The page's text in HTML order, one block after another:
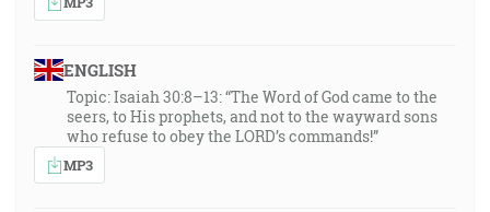
ENGLISH
Topic: Isaiah 30:8–13: “The Word of God came to the
seers, to His prophets, and not to the wayward sons
who refuse to obey the LORD’s commands!”
MP3